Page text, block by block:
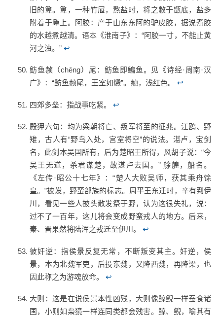
旧的箄。箄，一种竹屉，熬盐时，将之敝于甑底，盐多
附着于箄上。阿胶：产于山东东阿的驴皮胶，据说煮胶
的水越煮越清。语本《淮南子》：“阿胶一寸，不能止黄
河之浊。” ↩
鲂鱼赪（chēng）尾：鲂鱼即鳊鱼。见《诗经·周南·汉
广》：“鲂鱼赪尾，王室如燬”。赪，浅红色。 ↩
四郊多垒：指战事吃紧。 ↩
殿狎六句：均为梁朝将亡、叛军将至的征兆。江鸥、野
雉，古人有“野鸟入处，宫室将空”的说法。湛卢，宝剑
名，此剑本吴国所有，后为楚昭王所得，风胡子说：“今
吴王无道，杀君谋楚，故湛卢去国。” 艅艎，船名。
《左传·昭公十七年》：“楚人大败吴师，获其乘舟馀
皇。”被发，野蛮部族的标志。周平王东迁时，辛有到伊
川，看见一些人披头散发祭于野，认为这很失礼，说：
过不了一百年，这儿将会变成野蛮戎人的地方。后来，
秦、晋果然将陆浑之戎迁至伊川。 ↩
彼奸逆：指侯景反复无常，不断叛变其主。奸逆，侯
景，本为北魏军吏，后投东魏，又降西魏，再降梁，也
因此称之为游魂放命。 ↩
大则：这是在说侯景本性凶残，大则像鲸鲵一样蚕食诸
国，小则如枭獍一样连同类都会残害。鲸、鲵，喻其有